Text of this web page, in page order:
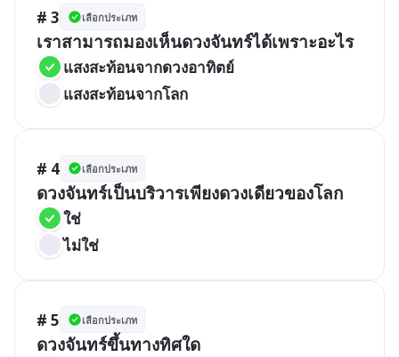
# 3 เลือกประเภท
เราสามารถมองเห็นดวงจันทร์ได้เพราะอะไร
แสงสะท้อนจากดวงอาทิตย์
แสงสะท้อนจากโลก
# 4 เลือกประเภท
ดวงจันทร์เป็นบริวารเพียงดวงเดียวของโลก
ใช่
ไม่ใช่
# 5 เลือกประเภท
ดวงจันทร์ขึ้นทางทิศใด